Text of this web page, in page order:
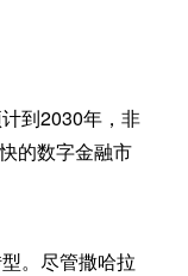
到2030年，非
的数字金融市
。尽管撒哈拉